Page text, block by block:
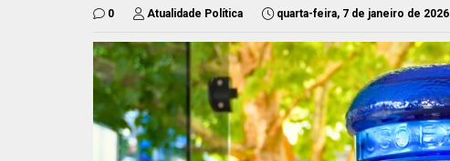
0 Atualidade Política quarta-feira, 7 de janeiro de 2026